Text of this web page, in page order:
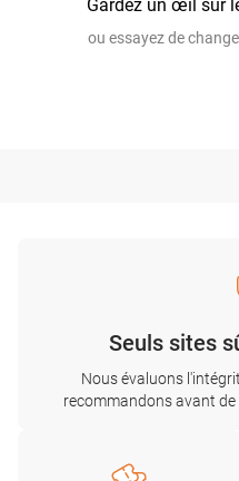
Gardez un œil sur
ou essayez de
Seuls sites
Nous évaluons
recommandons avant de